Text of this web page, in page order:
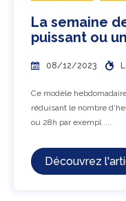
La semaine
puissant ou
08/12/2023
Ce modèle
réduisant le nombre
ou 28h par exempl ....
Découvrez